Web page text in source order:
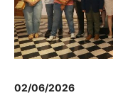
02/06/2026